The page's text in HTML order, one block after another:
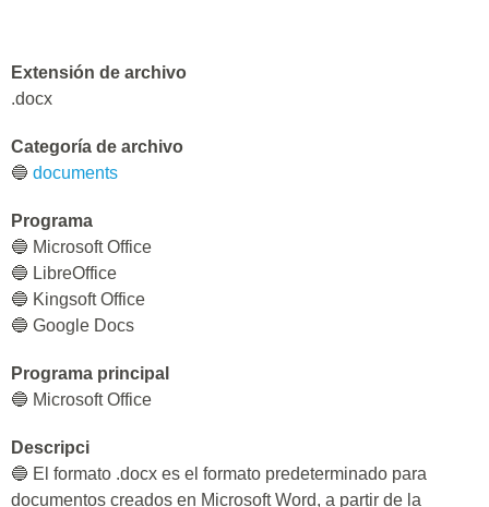
Extensión de archivo
.docx
Categoría de archivo
🔵 documents
Programa
🔵 Microsoft Office
🔵 LibreOffice
🔵 Kingsoft Office
🔵 Google Docs
Programa principal
🔵 Microsoft Office
Descripci
🔵 El formato .docx es el formato predeterminado para
documentos creados en Microsoft Word, a partir de la